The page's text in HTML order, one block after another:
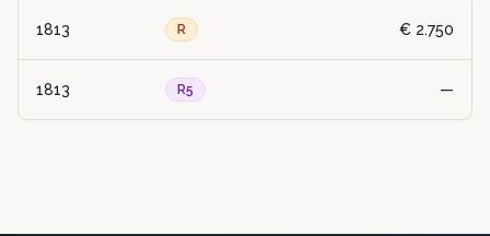
1813 R € 2.750
1813 R5 —